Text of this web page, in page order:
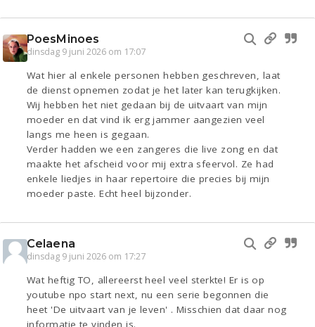
PoesMinoes
dinsdag 9 juni 2026 om 17:07
Wat hier al enkele personen hebben geschreven, laat
de dienst opnemen zodat je het later kan terugkijken.
Wij hebben het niet gedaan bij de uitvaart van mijn
moeder en dat vind ik erg jammer aangezien veel
langs me heen is gegaan.
Verder hadden we een zangeres die live zong en dat
maakte het afscheid voor mij extra sfeervol. Ze had
enkele liedjes in haar repertoire die precies bij mijn
moeder paste. Echt heel bijzonder.
Celaena
dinsdag 9 juni 2026 om 17:27
Wat heftig TO, allereerst heel veel sterkte! Er is op
youtube npo start next, nu een serie begonnen die
heet 'De uitvaart van je leven' . Misschien dat daar nog
informatie te vinden is.